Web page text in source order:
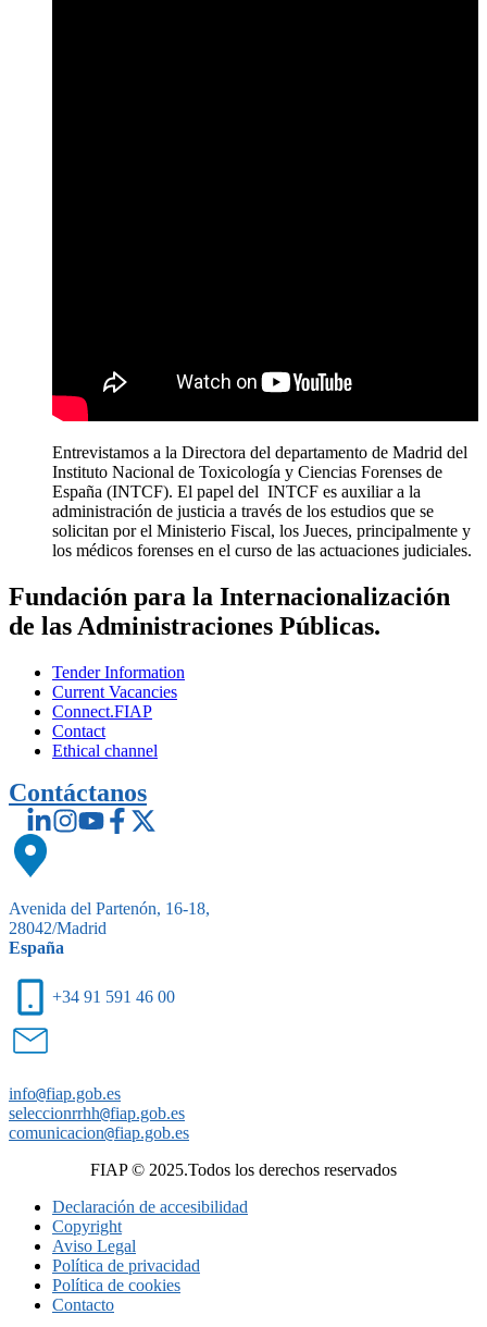
Entrevistamos a la Directora del departamento de Madrid del
Instituto Nacional de Toxicología y Ciencias Forenses de
España (INTCF). El papel del INTCF es auxiliar a la
administración de justicia a través de los estudios que se
solicitan por el Ministerio Fiscal, los Jueces, principalmente y
los médicos forenses en el curso de las actuaciones judiciales.
Fundación para la Internacionalización
de las Administraciones Públicas.
Tender Information
Current Vacancies
Connect.FIAP
Contact
Ethical channel
Contáctanos
Avenida del Partenón, 16-18,
28042/Madrid
España
+34 91 591 46 00
info@fiap.gob.es
seleccionrrhh@fiap.gob.es
comunicacion@fiap.gob.es
FIAP © 2025.Todos los derechos reservados
Declaración de accesibilidad
Copyright
Aviso Legal
Política de privacidad
Política de cookies
Contacto